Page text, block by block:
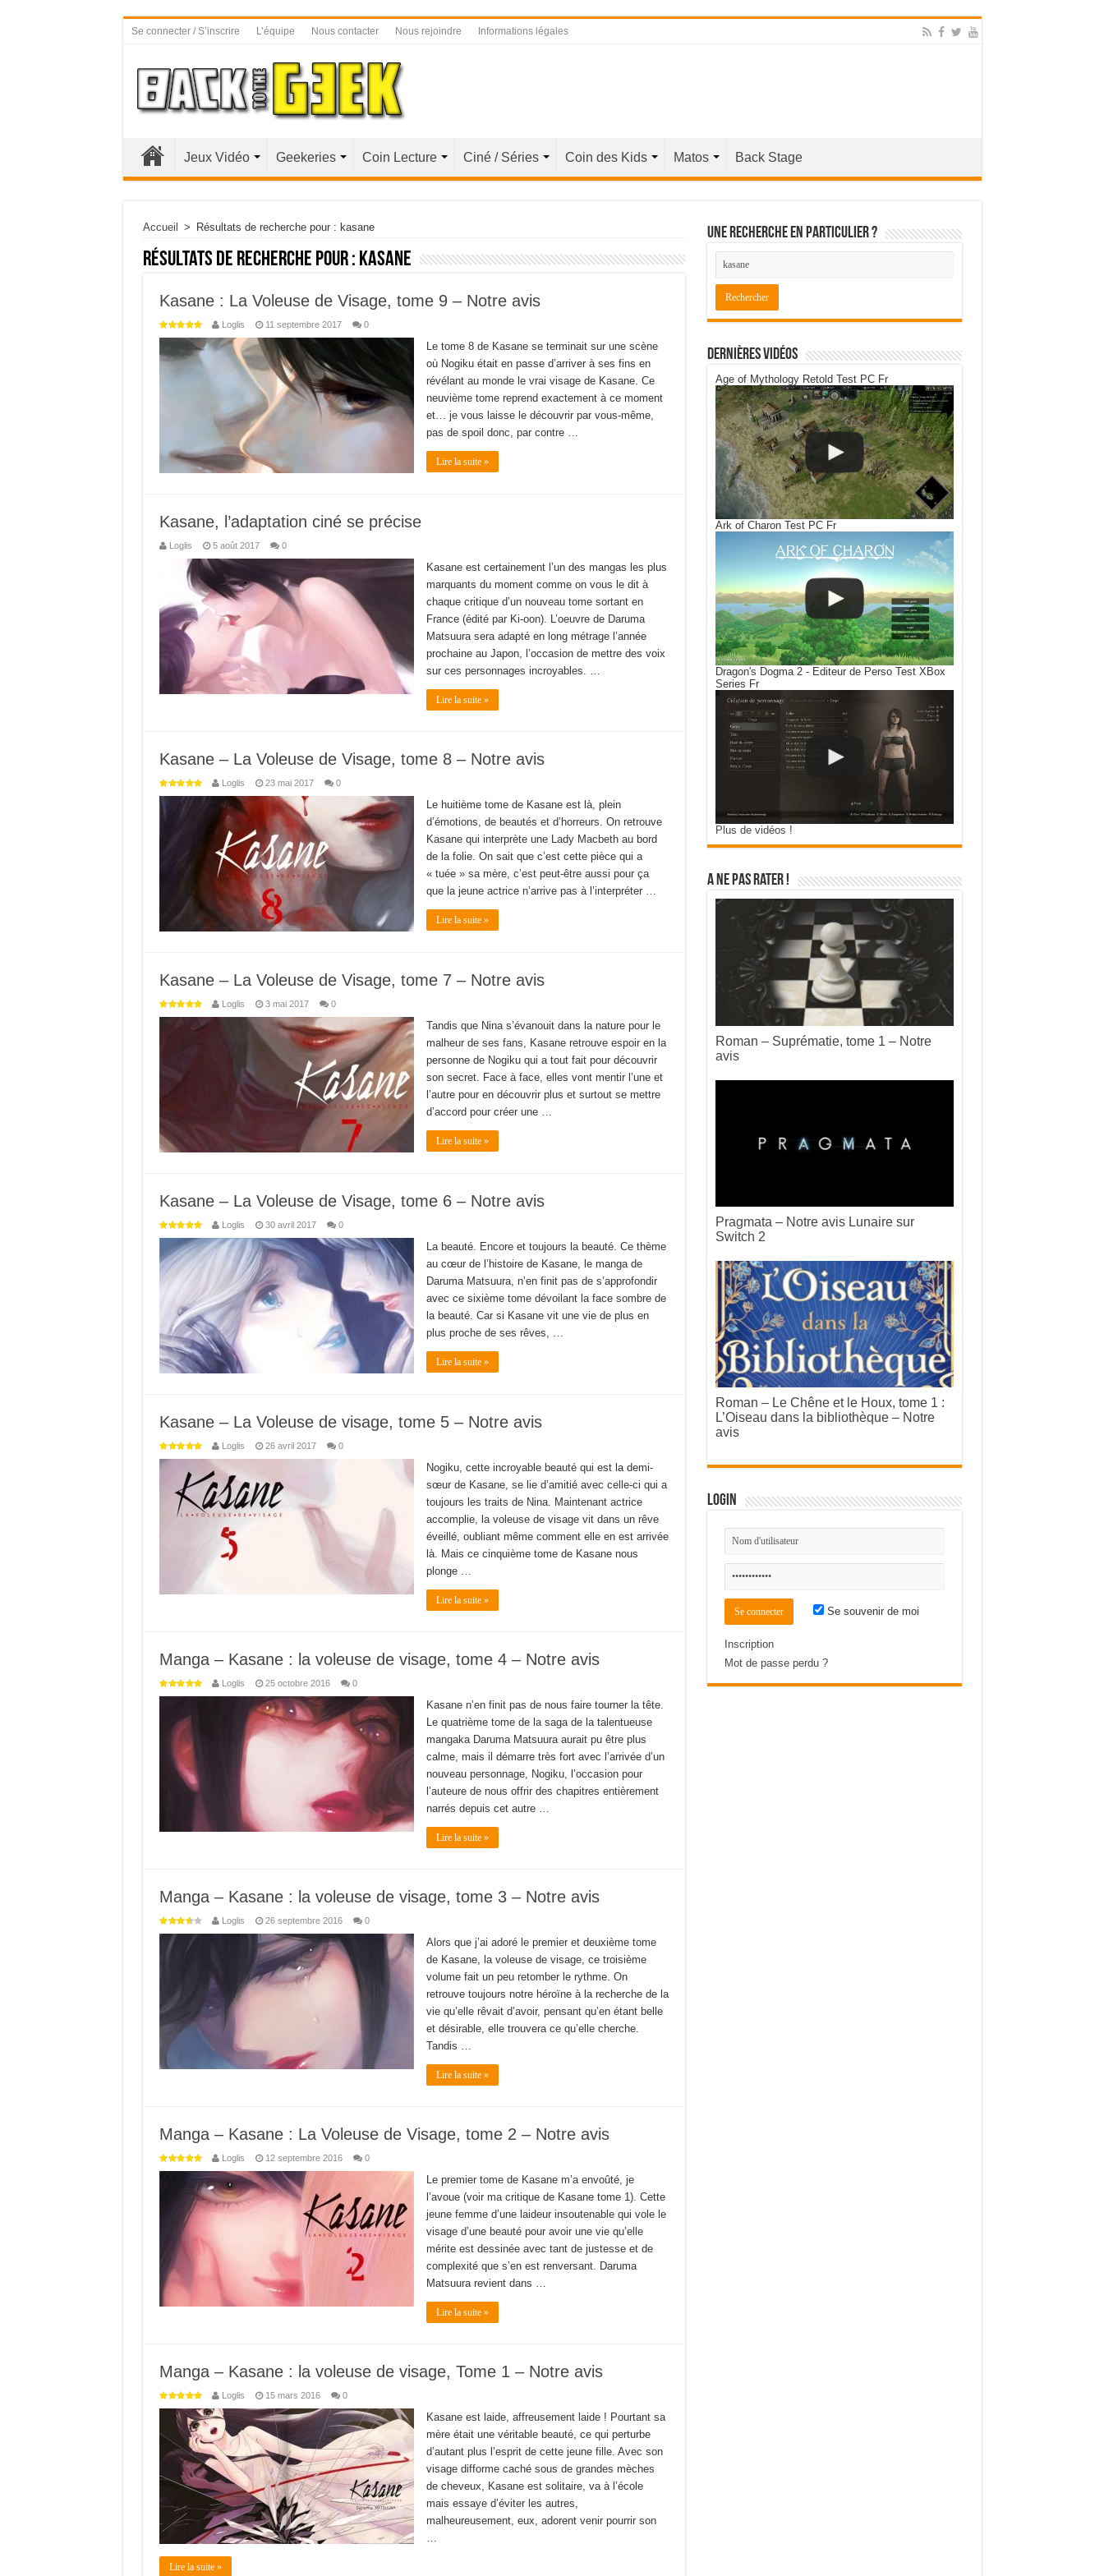
Se connecter / S’inscrire L’équipe Nous contacter Nous rejoindre Informations légales
Jeux Vidéo Geekeries Coin Lecture Ciné / Séries Coin des Kids Matos Back Stage
Accueil > Résultats de recherche pour : kasane
Résultats de recherche pour : kasane
Kasane : La Voleuse de Visage, tome 9 – Notre avis
Loglis 11 septembre 2017 0
Le tome 8 de Kasane se terminait sur une scène
où Nogiku était en passe d’arriver à ses fins en
révélant au monde le vrai visage de Kasane. Ce
neuvième tome reprend exactement à ce moment
et… je vous laisse le découvrir par vous-même,
pas de spoil donc, par contre …
Lire la suite »
Kasane, l’adaptation ciné se précise
Loglis 5 août 2017 0
Kasane est certainement l’un des mangas les plus
marquants du moment comme on vous le dit à
chaque critique d’un nouveau tome sortant en
France (édité par Ki-oon). L’oeuvre de Daruma
Matsuura sera adapté en long métrage l’année
prochaine au Japon, l’occasion de mettre des voix
sur ces personnages incroyables. …
Lire la suite »
Kasane – La Voleuse de Visage, tome 8 – Notre avis
Loglis 23 mai 2017 0
Le huitième tome de Kasane est là, plein
d’émotions, de beautés et d’horreurs. On retrouve
Kasane qui interprète une Lady Macbeth au bord
de la folie. On sait que c’est cette pièce qui a
« tuée » sa mère, c’est peut-être aussi pour ça
que la jeune actrice n’arrive pas à l’interpréter …
Lire la suite »
Kasane – La Voleuse de Visage, tome 7 – Notre avis
Loglis 3 mai 2017 0
Tandis que Nina s’évanouit dans la nature pour le
malheur de ses fans, Kasane retrouve espoir en la
personne de Nogiku qui a tout fait pour découvrir
son secret. Face à face, elles vont mentir l’une et
l’autre pour en découvrir plus et surtout se mettre
d’accord pour créer une …
Lire la suite »
Kasane – La Voleuse de Visage, tome 6 – Notre avis
Loglis 30 avril 2017 0
La beauté. Encore et toujours la beauté. Ce thème
au cœur de l’histoire de Kasane, le manga de
Daruma Matsuura, n’en finit pas de s’approfondir
avec ce sixième tome dévoilant la face sombre de
la beauté. Car si Kasane vit une vie de plus en
plus proche de ses rêves, …
Lire la suite »
Kasane – La Voleuse de visage, tome 5 – Notre avis
Loglis 26 avril 2017 0
Nogiku, cette incroyable beauté qui est la demi-
sœur de Kasane, se lie d’amitié avec celle-ci qui a
toujours les traits de Nina. Maintenant actrice
accomplie, la voleuse de visage vit dans un rêve
éveillé, oubliant même comment elle en est arrivée
là. Mais ce cinquième tome de Kasane nous
plonge …
Lire la suite »
Manga – Kasane : la voleuse de visage, tome 4 – Notre avis
Loglis 25 octobre 2016 0
Kasane n’en finit pas de nous faire tourner la tête.
Le quatrième tome de la saga de la talentueuse
mangaka Daruma Matsuura aurait pu être plus
calme, mais il démarre très fort avec l’arrivée d’un
nouveau personnage, Nogiku, l’occasion pour
l’auteure de nous offrir des chapitres entièrement
narrés depuis cet autre …
Lire la suite »
Manga – Kasane : la voleuse de visage, tome 3 – Notre avis
Loglis 26 septembre 2016 0
Alors que j’ai adoré le premier et deuxième tome
de Kasane, la voleuse de visage, ce troisième
volume fait un peu retomber le rythme. On
retrouve toujours notre héroïne à la recherche de la
vie qu’elle rêvait d’avoir, pensant qu’en étant belle
et désirable, elle trouvera ce qu’elle cherche.
Tandis …
Lire la suite »
Manga – Kasane : La Voleuse de Visage, tome 2 – Notre avis
Loglis 12 septembre 2016 0
Le premier tome de Kasane m’a envoûté, je
l’avoue (voir ma critique de Kasane tome 1). Cette
jeune femme d’une laideur insoutenable qui vole le
visage d’une beauté pour avoir une vie qu’elle
mérite est dessinée avec tant de justesse et de
complexité que s’en est renversant. Daruma
Matsuura revient dans …
Lire la suite »
Manga – Kasane : la voleuse de visage, Tome 1 – Notre avis
Loglis 15 mars 2016 0
Kasane est laide, affreusement laide ! Pourtant sa
mère était une véritable beauté, ce qui perturbe
d’autant plus l’esprit de cette jeune fille. Avec son
visage difforme caché sous de grandes mèches
de cheveux, Kasane est solitaire, va à l’école
mais essaye d’éviter les autres,
malheureusement, eux, adorent venir pourrir son
…
Lire la suite »
Une recherche en particulier ?
Dernières Vidéos
Age of Mythology Retold Test PC Fr
Ark of Charon Test PC Fr
Dragon's Dogma 2 - Editeur de Perso Test XBox
Series Fr
Plus de vidéos !
A ne pas rater !
Roman – Suprématie, tome 1 – Notre
avis
Pragmata – Notre avis Lunaire sur
Switch 2
Roman – Le Chêne et le Houx, tome 1 :
L’Oiseau dans la bibliothèque – Notre
avis
Login
Se souvenir de moi
Inscription
Mot de passe perdu ?